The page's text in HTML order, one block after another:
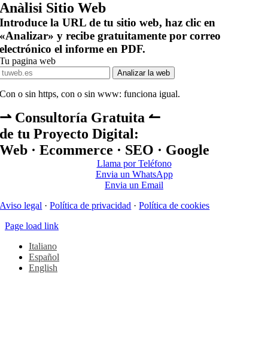
Anàlisi Sitio Web
Introduce la URL de tu sitio web, haz clic en
«Analizar» y recibe gratuitamente por correo
electrónico el informe en PDF.
Tu pagina web
Analizar la web
Con o sin https, con o sin www: funciona igual.
⇀ Consultoría Gratuita ↼
de tu Proyecto Digital:
Web · Ecommerce · SEO · Google
Llama por Teléfono
Envia un WhatsApp
Envia un Email
Aviso legal ·Política de privacidad ·Política de cookies
Page load link
Italiano
Español
English